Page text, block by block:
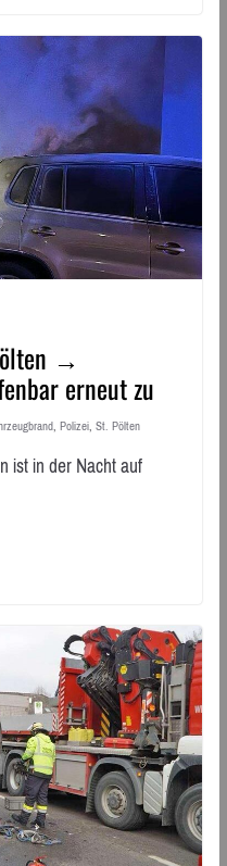
→
erneut zu
, Polizei, St. Pölten
ist in der Nacht auf